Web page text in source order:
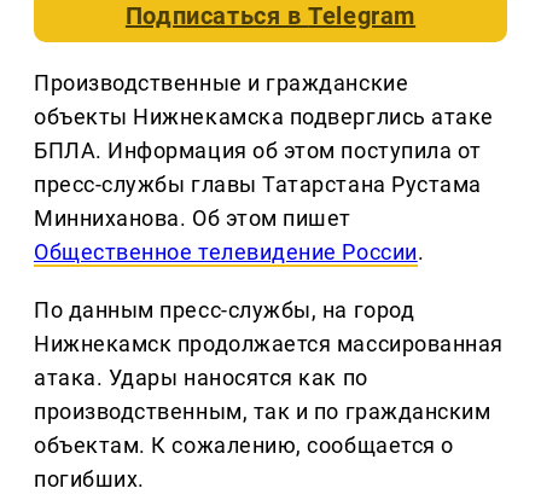
Подписаться вTelegram
Производственные и гражданские
объекты Нижнекамска подверглись атаке
БПЛА. Информация об этом поступила от
пресс-службы главы Татарстана Рустама
Минниханова. Об этом пишет
Общественное телевидение России.
По данным пресс-службы, на город
Нижнекамск продолжается массированная
атака. Удары наносятся как по
производственным, так и по гражданским
объектам. К сожалению, сообщается о
погибших.